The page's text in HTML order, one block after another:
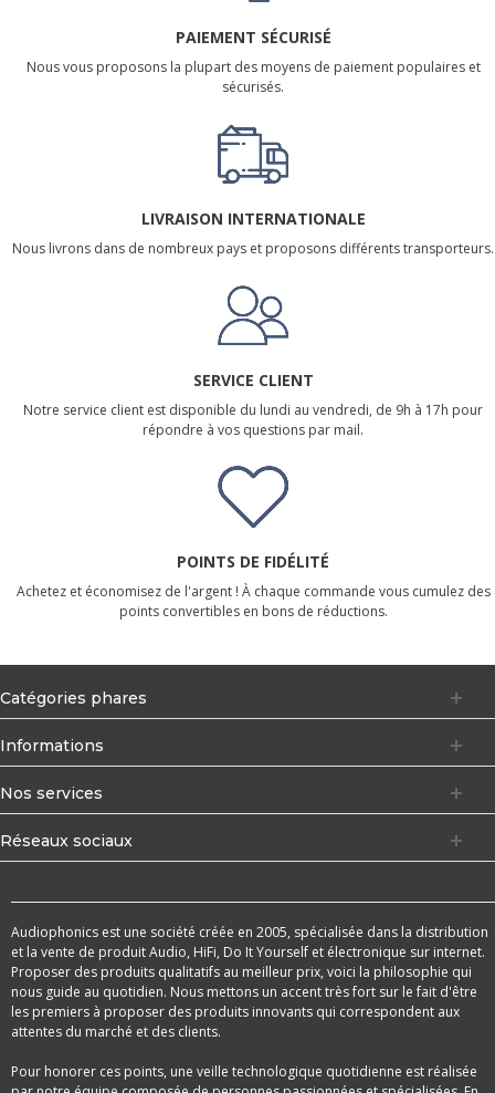
PAIEMENT SÉCURISÉ
Nous vous proposons la plupart des moyens de paiement populaires et
sécurisés.
LIVRAISON INTERNATIONALE
Nous livrons dans de nombreux pays et proposons différents transporteurs.
SERVICE CLIENT
Notre service client est disponible du lundi au vendredi, de 9h à 17h pour
répondre à vos questions par mail.
POINTS DE FIDÉLITÉ
Achetez et économisez de l'argent ! À chaque commande vous cumulez des
points convertibles en bons de réductions.
Catégories phares
Informations
Nos services
Réseaux sociaux
Audiophonics est une société créée en 2005, spécialisée dans la distribution
et la vente de produit Audio, HiFi, Do It Yourself et électronique sur internet.
Proposer des produits qualitatifs au meilleur prix, voici la philosophie qui
nous guide au quotidien. Nous mettons un accent très fort sur le fait d'être
les premiers à proposer des produits innovants qui correspondent aux
attentes du marché et des clients.
Pour honorer ces points, une veille technologique quotidienne est réalisée